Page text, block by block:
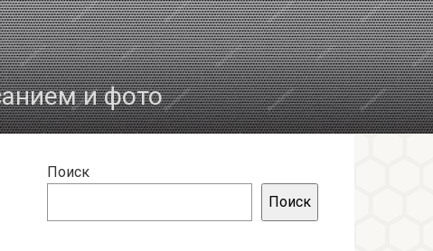
и фото
Поиск
Поиск